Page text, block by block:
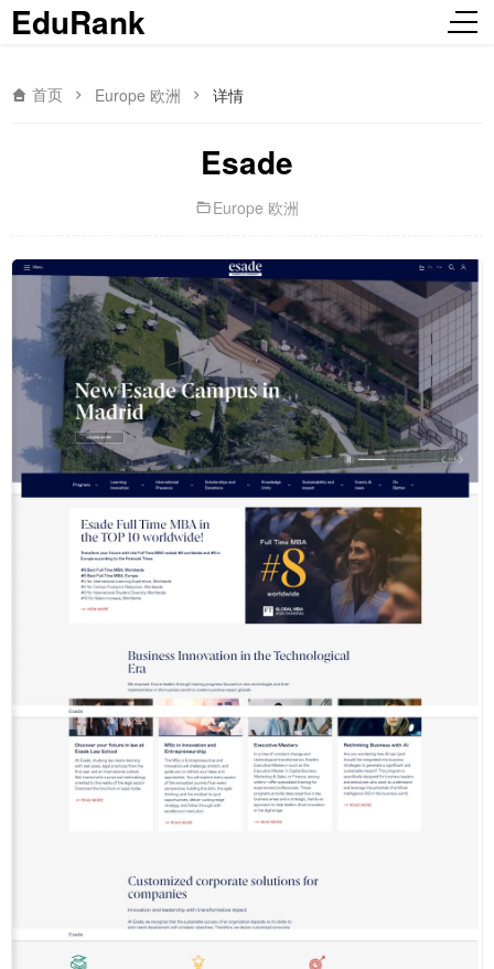
EduRank
首页 Europe 欧洲 详情
Esade
Europe 欧洲